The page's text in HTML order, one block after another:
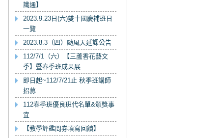
識通】
2023.9.23日(六)雙十國慶補班日
一覽
2023.8.3（四）颱風天延課公告
112/7/1（六）【三蘆香花藝文
季】暨春季班成果展
即日起~112/7/21止 秋季班講師
招募
112春季班優良班代名單&頒獎事
宜
【教學評鑑問券填寫回饋】